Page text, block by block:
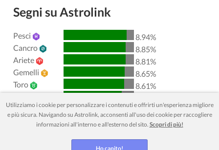
Nettuno 04°
Chirone 00°51'Toro
Lilith 25°39'Sagittario
Nodo Nord Acquario
Aspetti attivi sfere
Saturno
Segni su Astrolink
Pesci
8.94%
Cancro
8.85%
Ariete
8.81%
Gemelli
8.65%
Toro
8.61%
Acquario
8.27%
Vergine
8.24%
Utilizziamo i cookie per personalizzare i contenuti e offrirti un'esperienza migliore
e più sicura. Navigando su Astrolink, acconsenti all'uso dei cookie per raccogliere
informazioni all'interno e all'esterno del sito. Scopri di più!
Ho capito!